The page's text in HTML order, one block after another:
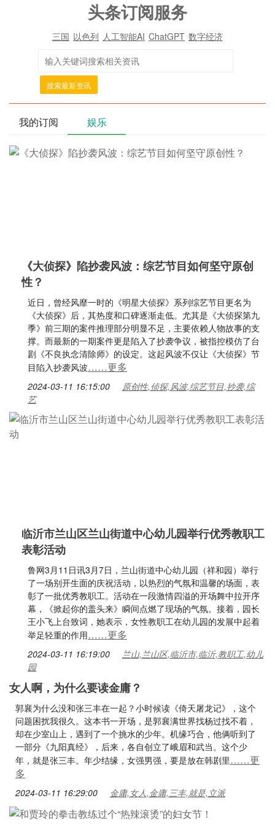
头条订阅服务
三国 以色列 人工智能AI ChatGPT 数字经济
搜索最新资讯
我的订阅 娱乐
《大侦探》陷抄袭风波：综艺节目如何坚守原创
性？
近日，曾经风靡一时的《明星大侦探》系列综艺节目更名为
《大侦探》后，其热度和口碑逐渐走低。尤其是《大侦探第九
季》前三期的案件推理部分明显不足，主要依赖人物故事的支
撑。而最新的一期案件更是陷入了抄袭争议，被指控模仿了台
剧《不良执念清除师》的设定。这起风波不仅让《大侦探》节
目陷入抄袭风波……更多
2024-03-11 16:15:00
原创性,侦探,风波,综艺节目,抄袭,综
艺
临沂市兰山区兰山街道中心幼儿园举行优秀教职工
表彰活动
鲁网3月11日讯3月7日，兰山街道中心幼儿园（祥和园）举行
了一场别开生面的庆祝活动，以热烈的气氛和温馨的场面，表
彰了一批优秀教职工。活动在一段激情四溢的开场舞中拉开序
幕，《掀起你的盖头来》瞬间点燃了现场的气氛。接着，园长
王小飞上台致词，她表示，女性教职工在幼儿园的发展中起着
举足轻重的作用……更多
2024-03-11 16:19:00
兰山,兰山区,临沂市,临沂,教职工,幼儿
园
女人啊，为什么要读金庸？
郭襄为什么没和张三丰在一起？小时候读《倚天屠龙记》，这个
问题困扰我很久。这本书一开场，是郭襄满世界找杨过找不着，
却在少室山上，遇到了一个挑水的少年。机缘巧合，他俩听到了
一部分《九阳真经》，后来，各自创立了峨眉和武当。这个少
年，就是张三丰。年少结缘，女强男强，要是放在韩剧里……更
多
2024-03-11 16:29:00 金庸,女人,金庸,三丰,就是,立派